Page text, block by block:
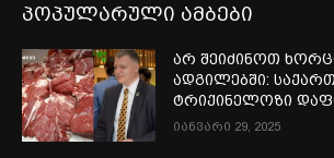
პოპულარული ამბები
არ შეიძინოთ
ადგილებში:
ტრიქინელოზი
იანვარი 29, 2025